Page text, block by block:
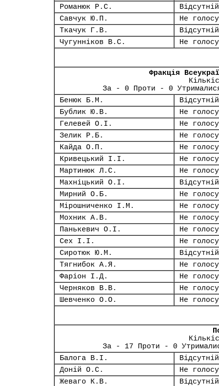
Романюк Р.С.
Відсутній
Савчук Ю.П.
Не
Ткачук Г.В.
Відсутній
Чугунніков В.С.
Не
Фракція
За - 0 Проти - 0
Бенюк Б.М.
Відсутній
Бублик Ю.В.
Не
Гелевей О.І.
Не
Зелик Р.Б.
Не
Кайда О.П.
Не
Кривецький І.І.
Не
Мартинюк Л.С.
Не
Махніцький О.І.
Відсутній
Мирний О.Б.
Не
Мірошниченко І.М.
Не
Мохник А.В.
Не
Панькевич О.І.
Не
Сех І.І.
Не
Сиротюк Ю.М.
Відсутній
Тягнибок А.Я.
Не
Фаріон І.Д.
Не
Черняков В.В.
Не
Шевченко О.О.
Не
За - 17 Проти - 0
Балога В.І.
Відсутній
Доній О.С.
Не
Жеваго К.В.
Відсутній